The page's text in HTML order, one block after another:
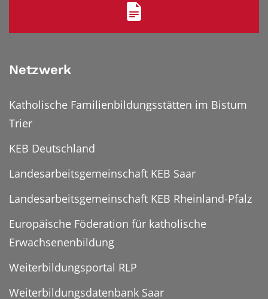
Netzwerk
Katholische Familienbildungsstätten im Bistum
Trier
KEB Deutschland
Landesarbeitsgemeinschaft KEB Saar
Landesarbeitsgemeinschaft KEB Rheinland-Pfalz
Europäische Föderation für katholische
Erwachsenenbildung
Weiterbildungsportal RLP
Weiterbildungsdatenbank Saar